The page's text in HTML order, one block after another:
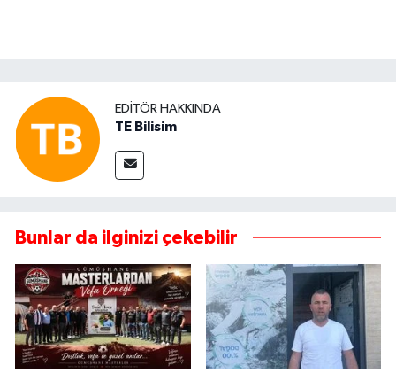
EDITÖR HAKKINDA
TE Bilisim
Bunlar da ilginizi çekebilir